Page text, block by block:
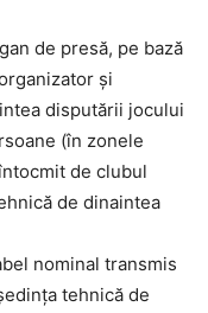
de presă, pe bază
și
disputării jocului
(în zonele
de clubul
de dinaintea
nominal transmis
tehnică de